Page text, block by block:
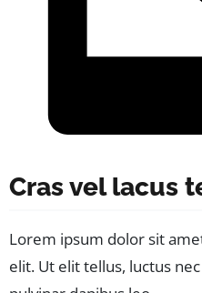
Cras vel lacus
Lorem ipsum dolor sit
elit. Ut elit tellus, luctus